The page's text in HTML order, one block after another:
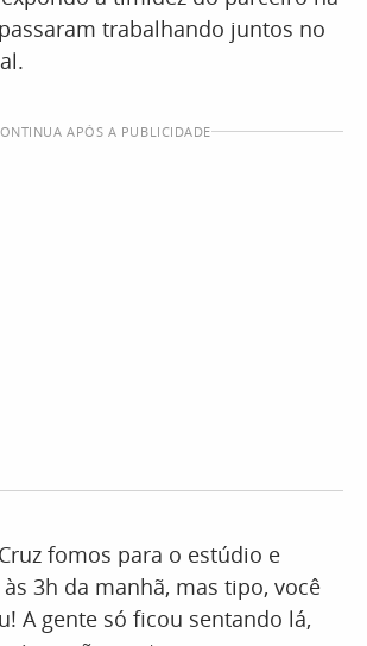
trabalhando juntos no
APÓS A PUBLICIDADE
fomos para o estúdio e
3h da manhã, mas tipo, você
A gente só ficou sentando lá,